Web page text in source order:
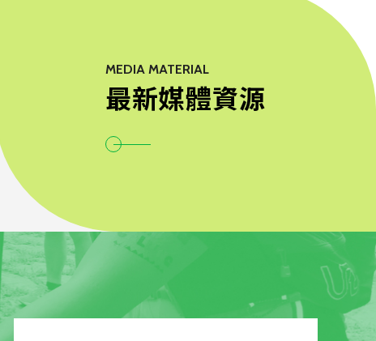
MEDIA MATERIAL
最新媒體資源